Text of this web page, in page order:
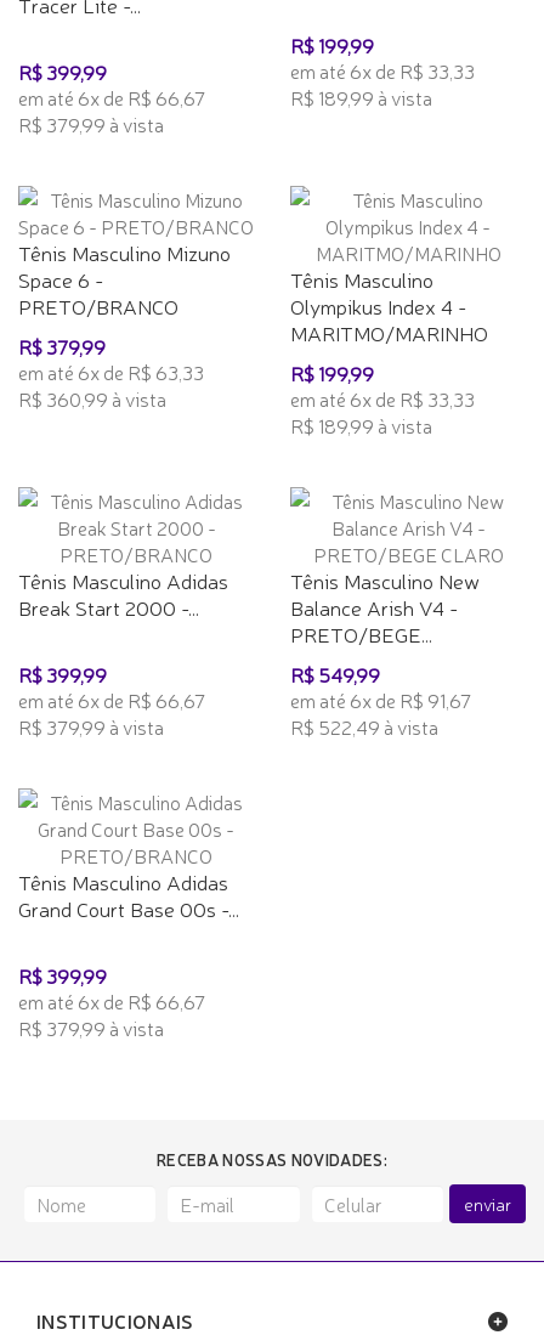
R$ 399,99
em até 6x de R$ 66,67
R$ 379,99 à vista
R$ 199,99
em até 6x de R$ 33,33
R$ 189,99 à vista
Tênis Masculino Mizuno
Space 6 -
PRETO/BRANCO
R$ 379,99
em até 6x de R$ 63,33
R$ 360,99 à vista
Tênis Masculino
Olympikus Index 4 -
MARITMO/MARINHO
R$ 199,99
em até 6x de R$ 33,33
R$ 189,99 à vista
Tênis Masculino Adidas
Break Start 2000 -...
R$ 399,99
em até 6x de R$ 66,67
R$ 379,99 à vista
Tênis Masculino New
Balance Arish V4 -
PRETO/BEGE...
R$ 549,99
em até 6x de R$ 91,67
R$ 522,49 à vista
Tênis Masculino Adidas
Grand Court Base 00s -...
R$ 399,99
em até 6x de R$ 66,67
R$ 379,99 à vista
RECEBA NOSSAS NOVIDADES:
enviar
INSTITUCIONAIS